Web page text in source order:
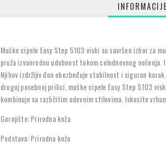
Muške cipele Easy Step 5103 viski su savršen izbor za
pruža izvanrednu udobnost tokom celodnevnog
Njihov izdržljiv đon obezbeđuje stabilnost i siguran
drugoj posebnoj prilici, muške cipele Easy Step 5103
kombinuje sa različitim odevnim stilovima. Iskusite
Gornjište: Prirodna koža
Podstava: Prirodna koža